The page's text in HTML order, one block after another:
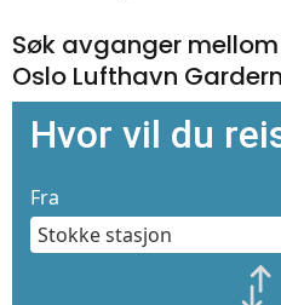
Søk avganger
Oslo Lufthavn
Hvor vil du
Fra